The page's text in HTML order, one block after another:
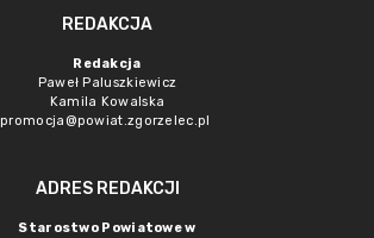
REDAKCJA
Redakcja
Paweł Paluszkiewicz
Kamila Kowalska
promocja@powiat.zgorzelec.pl
ADRES REDAKCJI
Starostwo Powiatowe w